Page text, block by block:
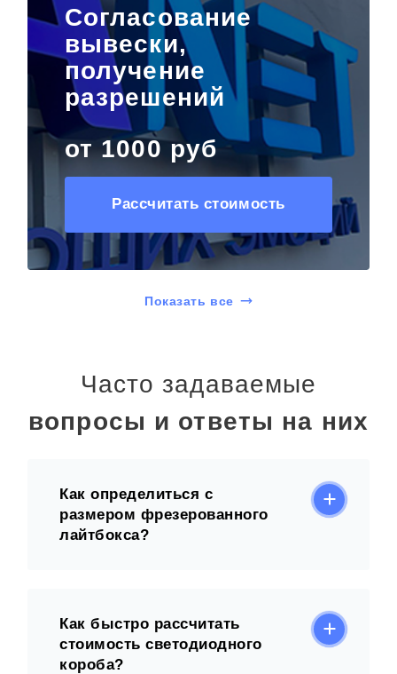
Согласование
вывески,
получение
разрешений
от 1000 руб
Рассчитать стоимость
Показать все
Часто задаваемые
вопросы и ответы на них
Как определиться с
размером фрезерованного
лайтбокса?
Как быстро рассчитать
стоимость светодиодного
короба?